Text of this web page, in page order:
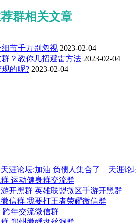
群相关文章
节千万别忽视 2023-02-04
？教你几招避雷方法 2023-02-04
的呢? 2023-02-04
负债人集合了＿天涯论
运动健身群交流群
英雄联盟微区手游开黑群
我要打王者荣耀微信群
跨年交流微信群